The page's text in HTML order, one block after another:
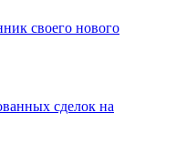
своего нового
сделок на